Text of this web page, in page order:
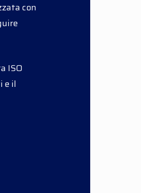
con
ISO
e il